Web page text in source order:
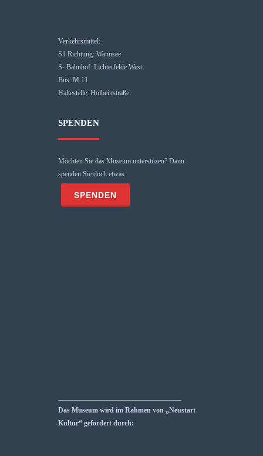
Verkehrsmittel:
S1 Richtung: Wannsee
S- Bahnhof: Lichterfelde West
Bus: M 11
Haltestelle: Holbeinstraße
SPENDEN
Möchten Sie das Museum unterstüzen? Dann
spenden Sie doch etwas.
Das Museum wird im Rahmen von „Neustart
Kultur“ gefördert durch: